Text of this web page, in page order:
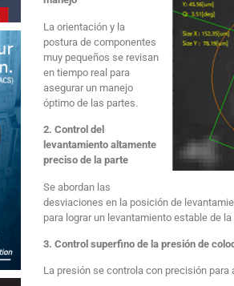
La orientación y la
postura de componentes
muy pequeños se revisan
en tiempo real para
asegurar un manejo
óptimo de las partes.
2. Control del
levantamiento altamente
preciso de la parte
Se abordan las
desviaciones en la posición de
para lograr un levantamiento estable de la
3. Control superfino de la presión de
La presión se controla con precisión para